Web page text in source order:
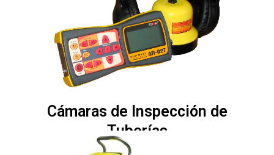
Cámaras de Inspección de
Tuberías